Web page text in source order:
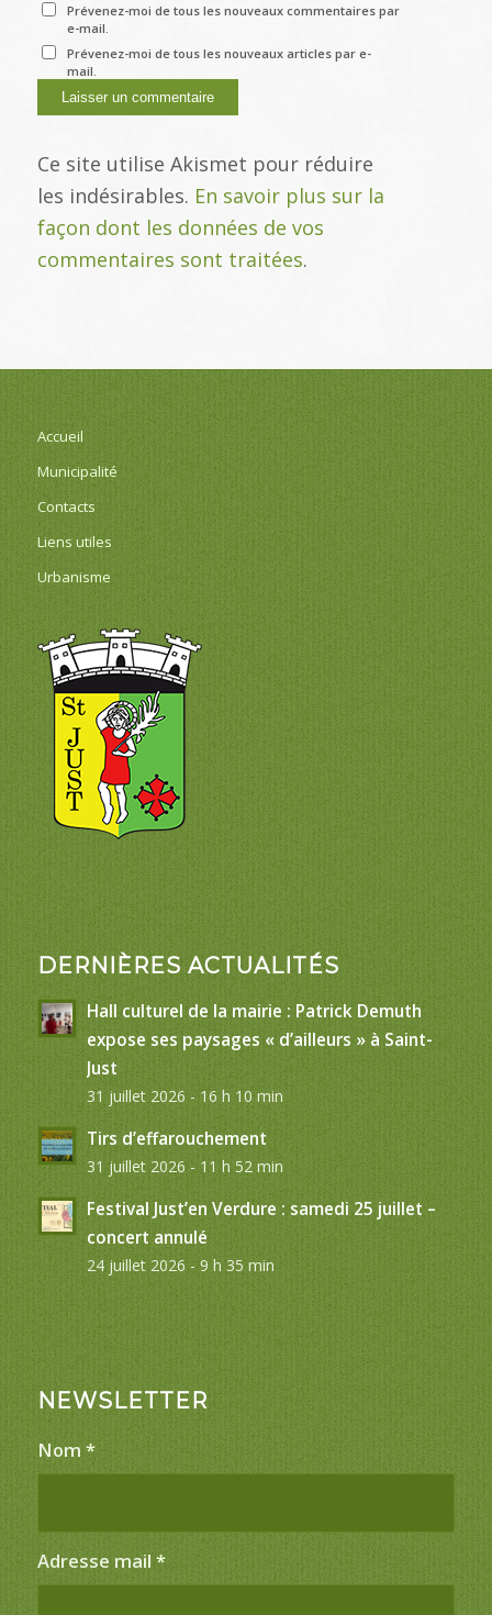
Prévenez-moi de tous les nouveaux commentaires par
e-mail.
Prévenez-moi de tous les nouveaux articles par e-
mail.
Ce site utilise Akismet pour réduire
les indésirables. En savoir plus sur la
façon dont les données de vos
commentaires sont traitées.
Accueil
Municipalité
Contacts
Liens utiles
Urbanisme
DERNIÈRES ACTUALITÉS
Hall culturel de la mairie : Patrick Demuth
expose ses paysages « d’ailleurs » à Saint-
Just
31 juillet 2026 - 16 h 10 min
Tirs d’effarouchement
31 juillet 2026 - 11 h 52 min
Festival Just’en Verdure : samedi 25 juillet –
concert annulé
24 juillet 2026 - 9 h 35 min
NEWSLETTER
Nom *
Adresse mail *